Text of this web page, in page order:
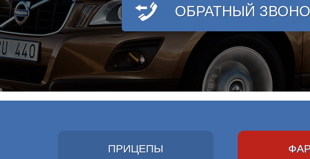
ОБРАТНЫЙ
ПРИЦЕПЫ